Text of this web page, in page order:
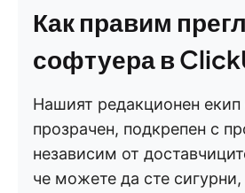
Как правим
софтуера в
Нашият редакционен екип
прозрачен, подкрепен с
независим от
че можете да сте